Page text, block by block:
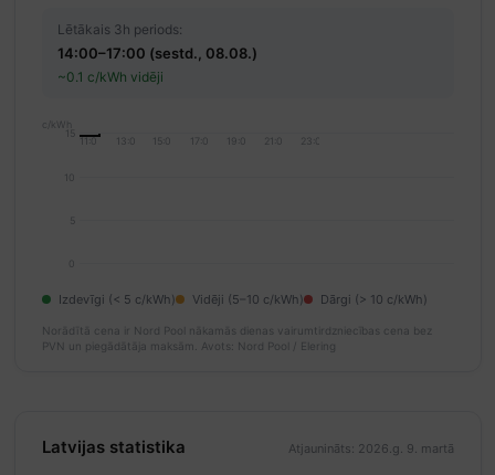
Lētākais 3h periods:
14:00–17:00 (sestd., 08.08.)
~0.1 c/kWh vidēji
c/kWh
0
5
10
15
11:00 13:00 15:00 17:00 19:00 21:00 23:00
Izdevīgi (< 5 c/kWh) Vidēji (5–10 c/kWh) Dārgi (> 10 c/kWh)
Norādītā cena ir Nord Pool nākamās dienas vairumtirdzniecības cena bez
PVN un piegādātāja maksām.
Avots: Nord Pool / Elering
Latvijas statistika Atjaunināts: 2026.g. 9. martā